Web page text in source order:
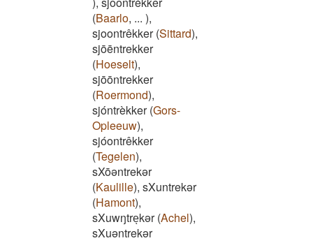
(Baarlo, ... ),
sjoontrêkker(Sittard),
sjōēntrekker
(Hoeselt),
sjōōntrekker
(Roermond),
sjóntrèkker(Gors-
Opleeuw),
sjóontrêkker
(Tegelen),
sXōəntrekər
(Kaulille), sXuntrekər
(Hamont),
sXuwŋtreͅkər(Achel),
sXuəntrekər